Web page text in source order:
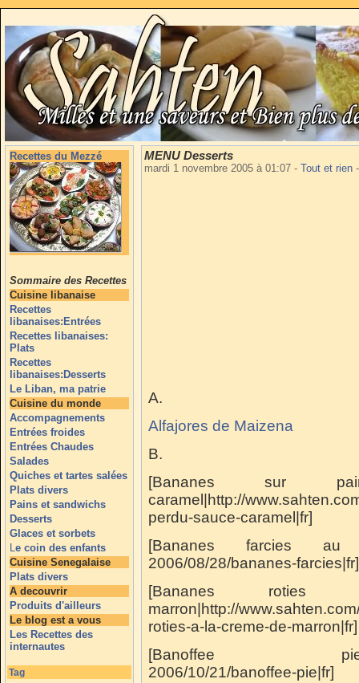
Recettes du Mezzé
Sommaire des Recettes
Cuisine libanaise
Recettes
libanaises:Entrées
Recettes libanaises:
Plats
Recettes
libanaises:Desserts
Le Liban, ma patrie
Cuisine du monde
Accompagnements
Entrées froides
Entrées Chaudes
Salades
Quiches et tartes salées
Plats divers
Pains et sandwichs
Desserts
Glaces et sorbets
Le coin des enfants
Cuisine Senegalaise
Plats divers
A decouvrir
Produits d'ailleurs
Le blog est a vous
Les Recettes des
internautes
Tag
MENU Desserts
mardi 1 novembre 2005 à 01:07 - Tout et rien -
A.
Alfajores de Maizena
B.
[Bananes sur
caramel|http://
perdu-sauce-caramel|fr]
[Bananes farcies au
2006/08/28/bananes-farcies|fr]
[Bananes
marron|http://
roties-a-la-creme-de-marron|fr]
[Banoffee pie|http://
2006/10/21/banoffee-pie|fr]